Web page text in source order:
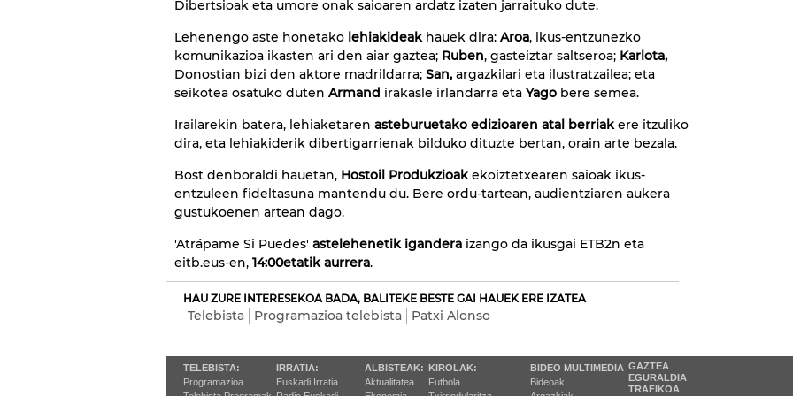
Dibertsioak eta umore onak saioaren ardatz izaten jarraituko dute.
Lehenengo aste honetako lehiakideakhauek dira: Aroa, ikus-entzunezko
komunikazioa ikasten ari den aiar gaztea; Ruben, gasteiztar saltseroa; Karlota,
Donostian bizi den aktore madrildarra; San, argazkilari eta ilustratzailea; eta
seikotea osatuko duten Armand irakasle irlandarra eta Yago bere semea.
Irailarekin batera, lehiaketaren asteburuetako edizioaren atal berriakere itzuliko
dira, eta lehiakiderik dibertigarrienak bilduko dituzte bertan, orain arte bezala.
Bost denboraldi hauetan, Hostoil Produkzioakekoiztetxearen saioak ikus-
entzuleen fideltasuna mantendu du. Bere ordu-tartean, audientziaren aukera
gustukoenen artean dago.
'Atrápame Si Puedes' astelehenetik igandera izango da ikusgai ETB2n eta
eitb.eus-en, 14:00etatik aurrera.
HAU ZURE INTERESEKOA BADA, BALITEKE BESTE GAI HAUEK ERE IZATEA
Telebista Programazioa telebista Patxi Alonso
TELEBISTA:
Programazioa
IRRATIA:
Euskadi Irratia
ALBISTEAK:
Aktualitatea
KIROLAK:
Futbola
BIDEO MULTIMEDIA
Bideoak
GAZTEA
EGURALDIA
TRAFIKOA